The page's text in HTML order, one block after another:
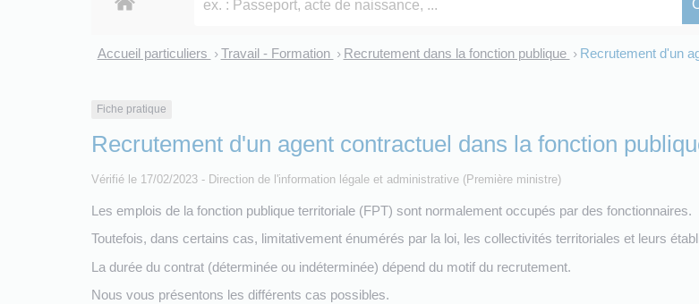
Accueil particuliers > Travail - Formation > Recrutement dans la fonction publique > Recrutement d'un
Fiche pratique
Recrutement d'un agent contractuel dans la fonction
Vérifié le 17/02/2023 - Direction de l'information légale et administrative (Première ministre)
Les emplois de la fonction publique territoriale (FPT) sont normalement occupés par des fonctionnaires.
Toutefois, dans certains cas, limitativement énumérés par la loi, les collectivités territoriales et leurs
La durée du contrat (déterminée ou indéterminée) dépend du motif du recrutement.
Nous vous présentons les différents cas possibles.